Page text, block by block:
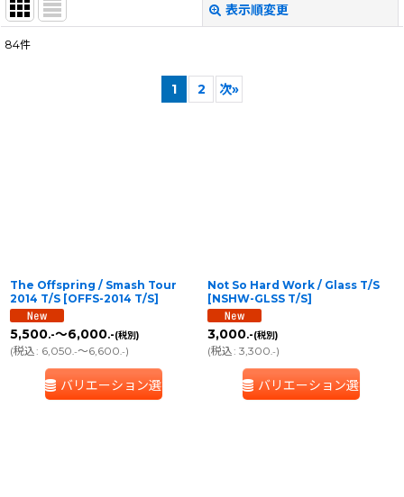
表示順変更
84件
1 2 次»
The Offspring / Smash Tour
2014 T/S [OFFS-2014 T/S]
5,500.-～6,000.-(税別)
(税込: 6,050.-～6,600.-)
バリエーション選択
Not So Hard Work / Glass T/S
[NSHW-GLSS T/S]
3,000.-(税別)
(税込: 3,300.-)
バリエーション選択